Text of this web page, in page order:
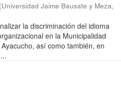
(Universidad Jaime Bausate y Meza,
la discriminación del idioma
en la Municipalidad
así como también, en